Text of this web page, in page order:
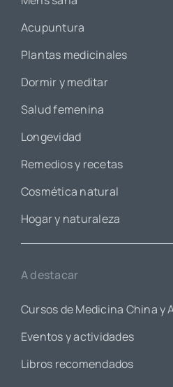
Acupuntura
Plantas medicinales
Dormir y meditar
Salud femenina
Longevidad
Remedios y recetas
Cosmética natural
Hogar y naturaleza
A destacar
Cursos de Medicina China y
Eventos y actividades
Libros recomendados